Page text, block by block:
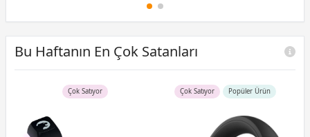
Bu Haftanın En Çok Satanları
Çok Satıyor Çok Satıyor Popüler Ürün